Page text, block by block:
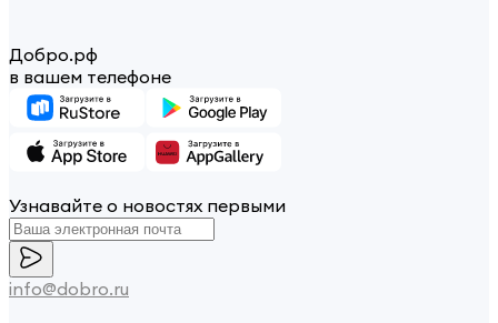
Добро.рф
в вашем телефоне
Узнавайте о новостях первыми
info@dobro.ru